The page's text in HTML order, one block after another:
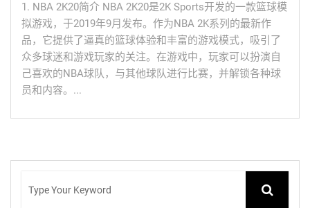
1. NBA 2K20简介 NBA 2K20是2K Sports开发的一款篮球模
拟游戏，于2019年9月发布。作为NBA 2K系列的最新作
品，它提供了逼真的篮球体验和丰富的游戏模式，吸引了
众多球迷和游戏玩家的关注。在游戏中，玩家可以扮演自
己喜欢的NBA球队，与其他球队进行比赛，并解锁各种球
员和内容。...